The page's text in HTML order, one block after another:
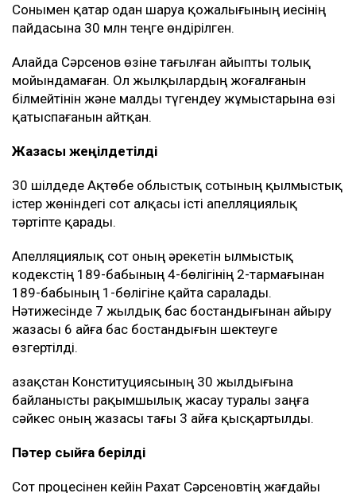
Сонымен қатар одан шаруа қожалығының иесінің
пайдасына 30 млн теңге өндірілген.
Алайда Сәрсенов өзіне тағылған айыпты толық
мойындамаған. Ол жылқылардың жоғалғанын
білмейтінін және малды түгендеу жұмыстарына өзі
қатыспағанын айтқан.
Жазасы жеңілдетілді
30 шілдеде Ақтөбе облыстық сотының қылмыстық
істер жөніндегі сот алқасы істі апелляциялық
тәртіпте қарады.
Апелляциялық сот оның әрекетін Қылмыстық
кодекстің 189-бабының 4-бөлігінің 2-тармағынан
189-бабының 1-бөлігіне қайта саралады.
Нәтижесінде 7 жылдық бас бостандығынан айыру
жазасы 6 айға бас бостандығын шектеуге
өзгертілді.
Қазақстан Конституциясының 30 жылдығына
байланысты рақымшылық жасау туралы заңға
сәйкес оның жазасы тағы 3 айға қысқартылды.
Пәтер сыйға берілді
Сот процесінен кейін Рахат Сәрсеновтің жағдайы